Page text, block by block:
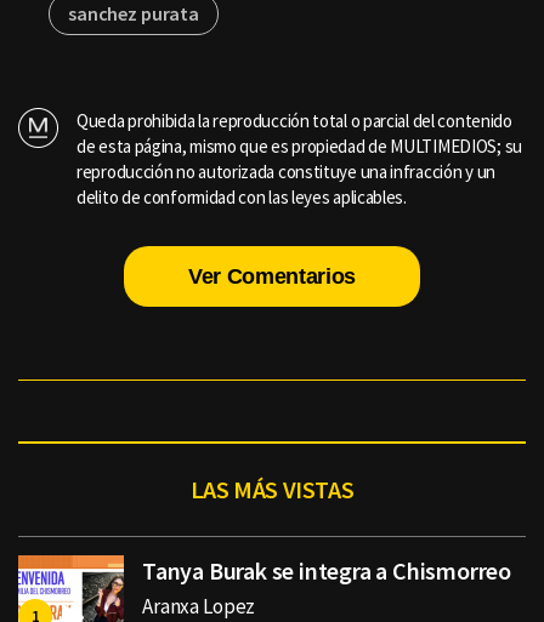
sanchez purata
Queda prohibida la reproducción total o parcial del contenido
de esta página, mismo que es propiedad de MULTIMEDIOS; su
reproducción no autorizada constituye una infracción y un
delito de conformidad con las leyes aplicables.
Ver Comentarios
LAS MÁS VISTAS
Tanya Burak se integra a Chismorreo
Aranxa Lopez